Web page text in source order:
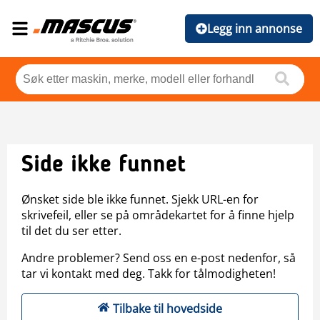
Legg inn annonse
Side ikke funnet
Ønsket side ble ikke funnet. Sjekk URL-en for
skrivefeil, eller se på områdekartet for å finne hjelp
til det du ser etter.
Andre problemer? Send oss en e-post nedenfor, så
tar vi kontakt med deg. Takk for tålmodigheten!
Tilbake til hovedside